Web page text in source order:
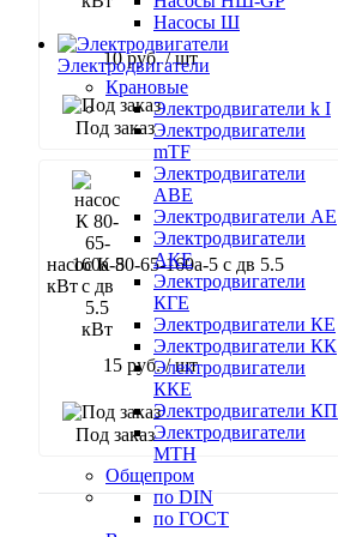
Насосы Ш
Электродвигатели
Крановые
Электродвигатели k I
Электродвигатели
mTF
Электродвигатели
АВЕ
Электродвигатели АЕ
Электродвигатели
АКЕ
Электродвигатели
КГЕ
Электродвигатели КЕ
Электродвигатели КК
Электродвигатели
ККЕ
Электродвигатели КП
Электродвигатели
МТН
Общепром
по DIN
по ГОСТ
10 руб./ шт
Под заказ
В корзину
насос К 80-65-160а-5 с дв 5.5
кВт
15 руб./ шт
Под заказ
В корзину